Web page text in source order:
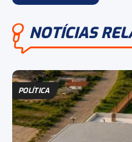
NOTÍCIAS
POLÍTICA